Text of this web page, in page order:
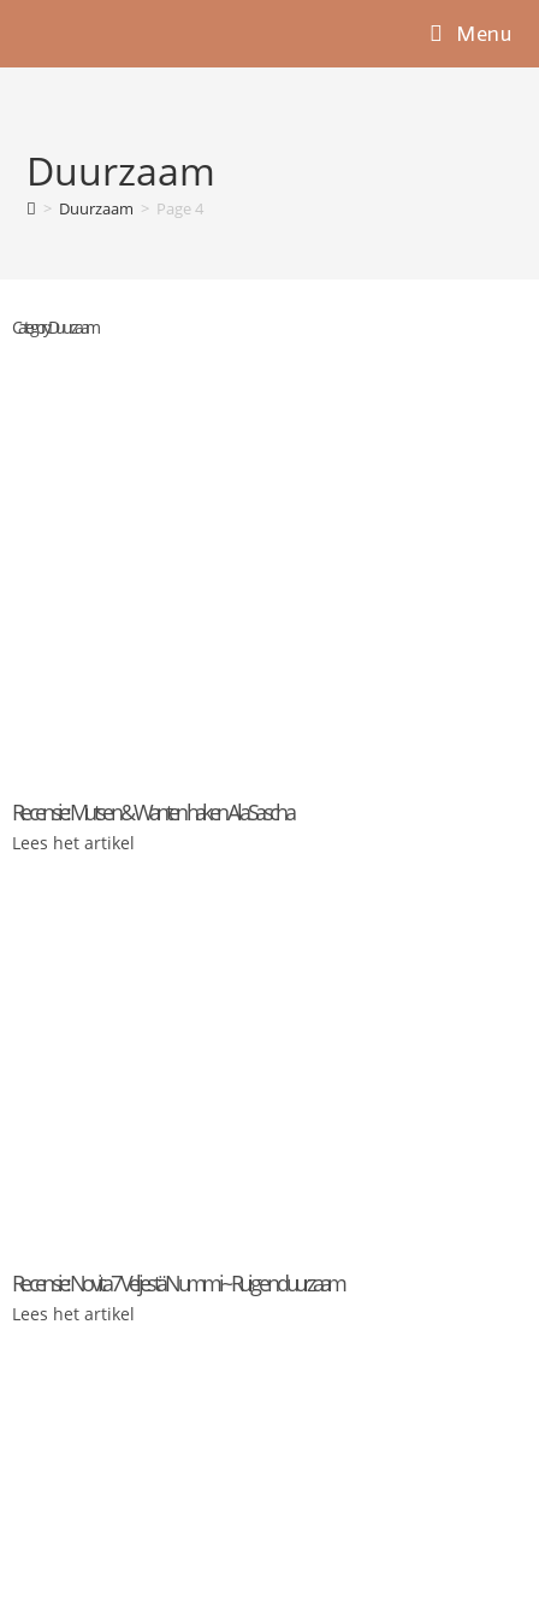
Menu
Duurzaam
> Duurzaam > Page 4
Category: Duurzaam
Recensie: Mutsen & Wanten haken A la Sascha
Lees het artikel
Recensie: Novita 7 Veljestä Nummi ~ Ruig en duurzaam
Lees het artikel